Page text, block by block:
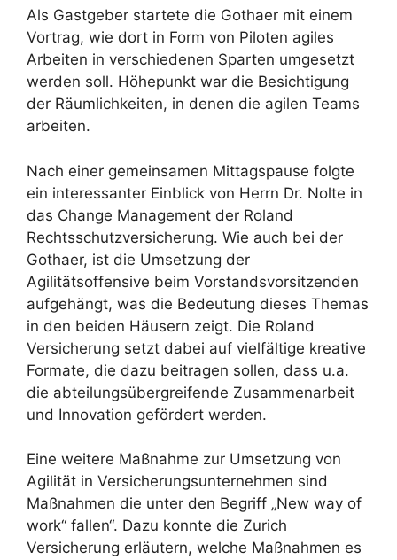
Als Gastgeber startete die Gothaer mit einem
Vortrag, wie dort in Form von Piloten agiles
Arbeiten in verschiedenen Sparten umgesetzt
werden soll. Höhepunkt war die Besichtigung
der Räumlichkeiten, in denen die agilen Teams
arbeiten.
Nach einer gemeinsamen Mittagspause folgte
ein interessanter Einblick von Herrn Dr. Nolte in
das Change Management der Roland
Rechtsschutzversicherung. Wie auch bei der
Gothaer, ist die Umsetzung der
Agilitätsoffensive beim Vorstandsvorsitzenden
aufgehängt, was die Bedeutung dieses Themas
in den beiden Häusern zeigt. Die Roland
Versicherung setzt dabei auf vielfältige kreative
Formate, die dazu beitragen sollen, dass u.a.
die abteilungsübergreifende Zusammenarbeit
und Innovation gefördert werden.
Eine weitere Maßnahme zur Umsetzung von
Agilität in Versicherungsunternehmen sind
Maßnahmen die unter den Begriff „New way of
work“ fallen“. Dazu konnte die Zurich
Versicherung erläutern, welche Maßnahmen es